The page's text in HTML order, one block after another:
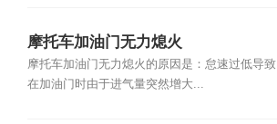
摩托车加油门无力熄火
摩托车加油门无力熄火的原因是：怠速过低导致
在加油门时由于进气量突然增大...